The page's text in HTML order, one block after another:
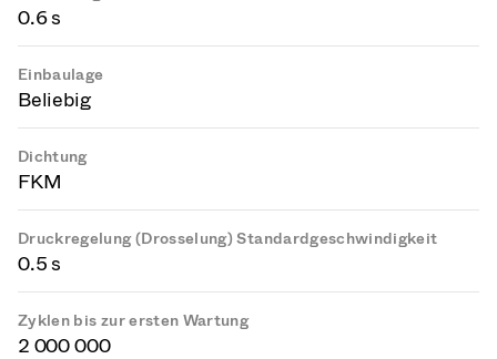
0.6 s
Einbaulage
Beliebig
Dichtung
FKM
Druckregelung (Drosselung) Standardgeschwindigkeit
0.5 s
Zyklen bis zur ersten Wartung
2 000 000